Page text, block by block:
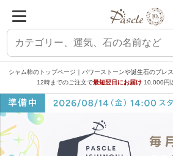
シャム柿のトップページ｜パワーストーンや誕生石のブレ
12時までのご注文で最短翌日にお届け 10,000円